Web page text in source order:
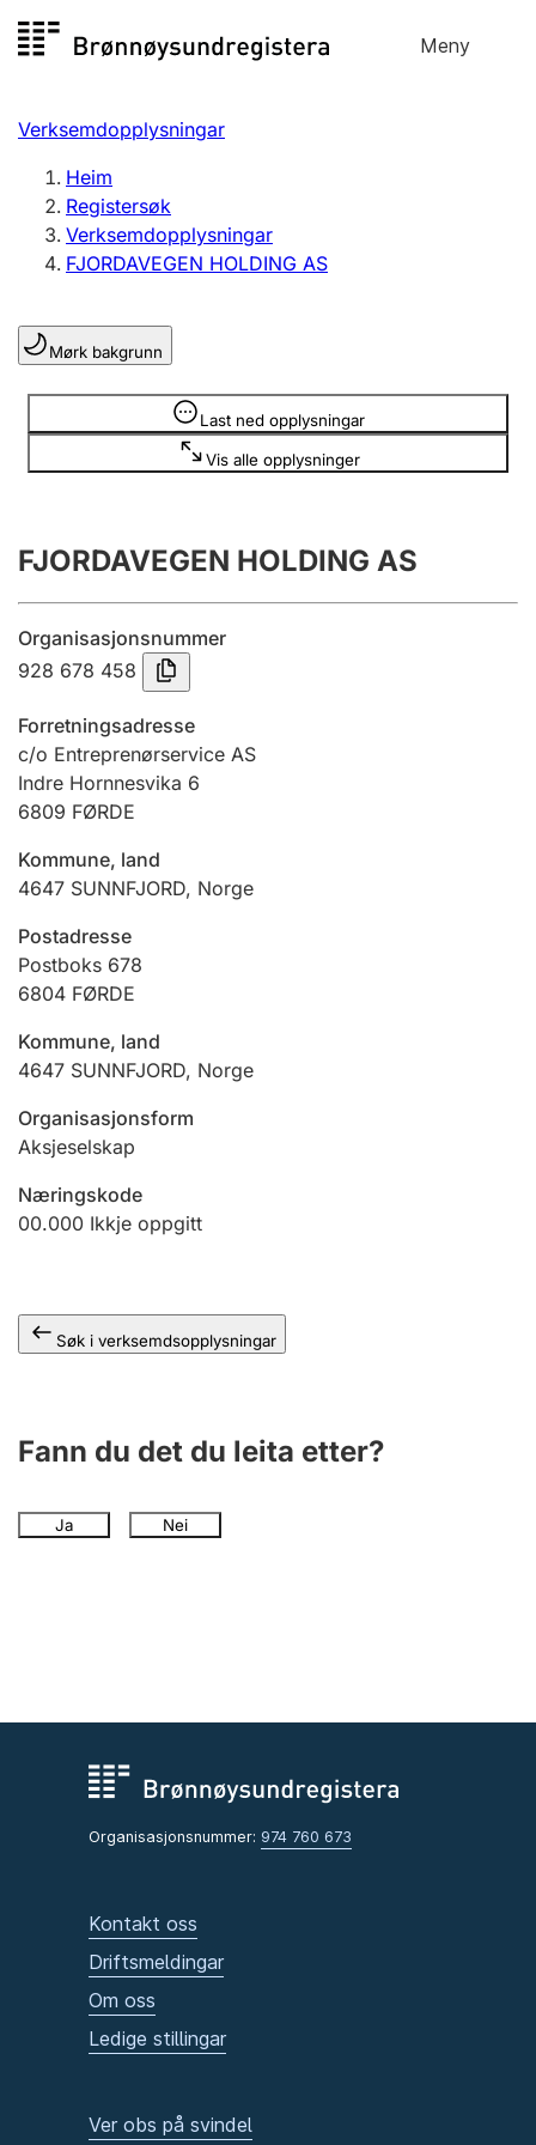
til
Meny
Registersøk
Aksjeselskap
Enkeltpersonføretak
Registrere, endre, slette
Lag og foreining
Registrere, endre, slette
Årsrekneskap
Innsending og forseinkingsgebyr
Jeger
Betaling og jegeravgiftskort
Ektepaktrettleiaren
Andre tema
Verksemdopplysningar
Heim
Registersøk
Verksemdopplysningar
FJORDAVEGEN HOLDING AS
Mørk bakgrunn
Last ned opplysningar
Vis alle opplysninger
Opplysninger er skjult
FJORDAVEGEN HOLDING AS
Organisasjonsnummer
928 678 458
Forretningsadresse
c/o Entreprenørservice AS
Indre Hornnesvika 6
6809 FØRDE
Kommune, land
4647 SUNNFJORD, Norge
Postadresse
Postboks 678
6804 FØRDE
Kommune, land
4647 SUNNFJORD, Norge
Organisasjonsform
Aksjeselskap
Næringskode
00.000 Ikkje oppgitt
Søk i verksemdsopplysningar
Fann du det du leita etter?
Ja Nei
Organisasjonsnummer: 974 760 673
Kontakt oss
Driftsmeldingar
Om oss
Ledige stillingar
Ver obs på svindel